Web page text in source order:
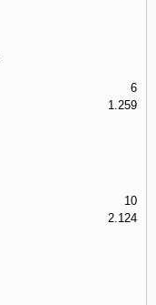
6
1.259
10
2.124